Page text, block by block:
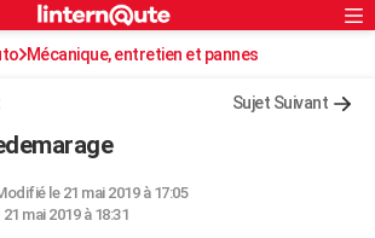
ville
Rechercher
S'inscrire
Connexion
Mécanique, entretien et pannes
Sujet Suivant
le 21 mai 2019 à 17:05
21 mai 2019 à 18:31